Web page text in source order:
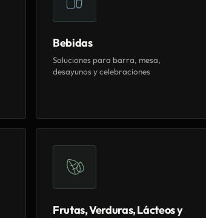
Bebidas
Soluciones para barra, mesa,
desayunos y celebraciones
Frutas, Verduras, Lácteos y